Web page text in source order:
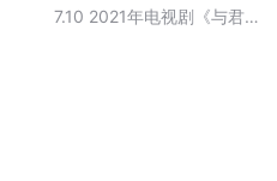
7.10
2021年电视剧《与君歌》的主创团队